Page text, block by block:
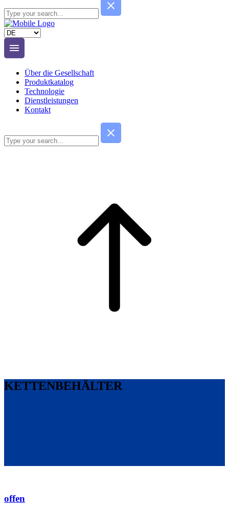
Sprache
auswählen
Über die Gesellschaft
Produktkatalog
Technologie
Dienstleistungen
Kontakt
KETTENBEHÄLTER
offen